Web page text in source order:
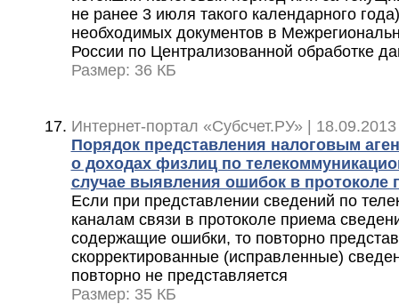
не ранее 3 июля такого календарного
необходимых документов в
России по Централизованной обработке
Размер: 36 КБ
Интернет-портал «Субсчет.РУ» |
Порядок представления налоговым
о доходах физлиц по
случае выявления ошибок в протоколе
Если при представлении сведений по
каналам связи в протоколе приема
содержащие ошибки, то повторно
скорректированные (исправленные)
повторно не представляется
Размер: 35 КБ